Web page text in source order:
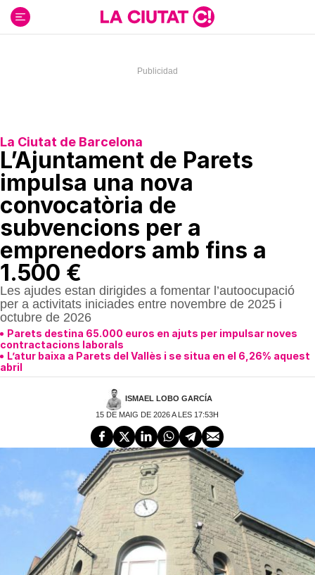
contenido
La Ciutat de Barcelona
L’Ajuntament de Parets
impulsa una nova
convocatòria de
subvencions per a
emprenedors amb fins a
1.500 €
Les ajudes estan dirigides a fomentar l’autoocupació
per a activitats iniciades entre novembre de 2025 i
octubre de 2026
Parets destina 65.000 euros en ajuts per impulsar noves
contractacions laborals
L’atur baixa a Parets del Vallès i se situa en el 6,26% aquest
abril
ISMAEL LOBO GARCÍA
15 DE MAIG DE 2026 A LES 17:53H